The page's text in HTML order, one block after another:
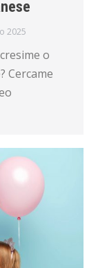
2025
o
Cercame